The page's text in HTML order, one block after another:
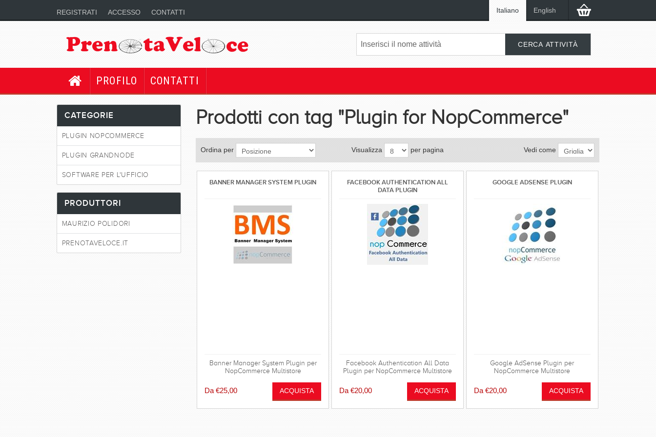
Italiano English
REGISTRATI ACCESSO CONTATTI
PROFILO CONTATTI
Prodotti con tag "Plugin for NopCommerce"
Vedi come
Ordina per Visualizza per pagina
BANNER MANAGER SYSTEM PLUGIN
Banner Manager System Plugin per
NopCommerce Multistore
Da €25,00
FACEBOOK AUTHENTICATION ALL
DATA PLUGIN
Facebook Authentication All Data
Plugin per NopCommerce Multistore
Da €20,00
GOOGLE ADSENSE PLUGIN
Google AdSense Plugin per
NopCommerce Multistore
Da €20,00
CATEGORIE
PLUGIN NOPCOMMERCE
PLUGIN GRANDNODE
SOFTWARE PER L'UFFICIO
PRODUTTORI
MAURIZIO POLIDORI
PRENOTAVELOCE.IT